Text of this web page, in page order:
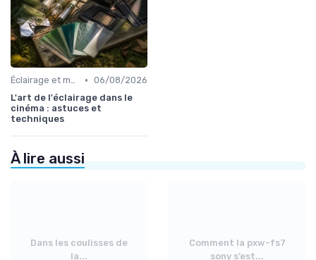
Éclairage et machinerie • 06/08/2026
L'art de l'éclairage dans le
cinéma : astuces et
techniques
À lire aussi
Dans les coulisses de
la...
Comment la pxw-fs7
sony s’est...